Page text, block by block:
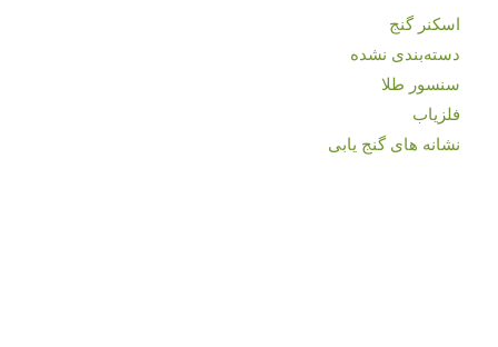
اسکنر گنج
دسته‌بندی نشده
سنسور طلا
فلزیاب
نشانه های گنج یابی